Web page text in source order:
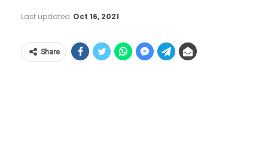
Last updated Oct 16, 2021
Share